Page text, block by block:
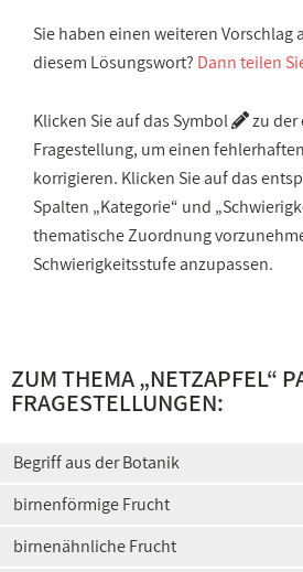
Sie haben einen weiteren Vorschlag
diesem Lösungswort? Dann teilen
Klicken Sie auf das Symbol
zu der
Fragestellung, um einen
korrigieren. Klicken Sie auf das
Spalten „Kategorie“ und
thematische Zuordnung
Schwierigkeitsstufe anzupassen.
ZUM THEMA „NETZAPFEL“
FRAGESTELLUNGEN:
Begriff aus der Botanik
birnenförmige Frucht
birnenähnliche Frucht